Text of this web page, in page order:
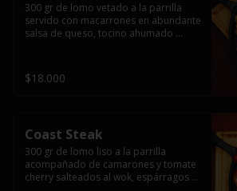
300 gr de lomo vetado a la parrilla
servido con macarrones en abundante
salsa de queso, tocino ahumado
$18.000
Coast Steak
300 gr de lomo liso a la parrilla
acompañado de camarones y tomate
cherry salteados al wok, espárragos